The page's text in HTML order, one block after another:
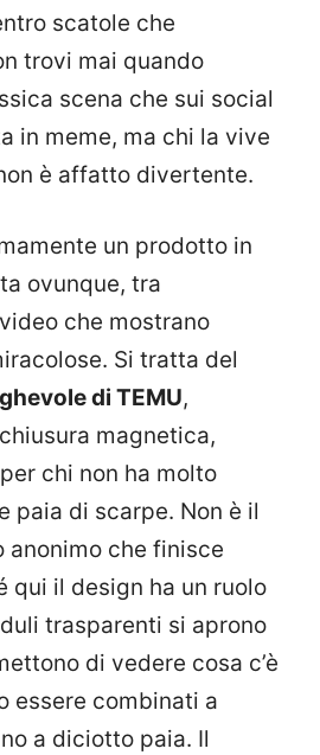
scatole che
trovi mai quando
scena che sui social
in meme, ma chi la vive
è affatto divertente.
un prodotto in
ovunque, tra
che mostrano
Si tratta del
di TEMU,
magnetica,
chi non ha molto
paia di scarpe. Non è il
anonimo che finisce
qui il design ha un ruolo
trasparenti si aprono
di vedere cosa c’è
essere combinati a
a diciotto paia. Il